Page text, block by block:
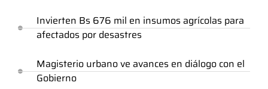
Invierten Bs 676 mil en insumos agrícolas para
afectados por desastres
Magisterio urbano ve avances en diálogo con el
Gobierno